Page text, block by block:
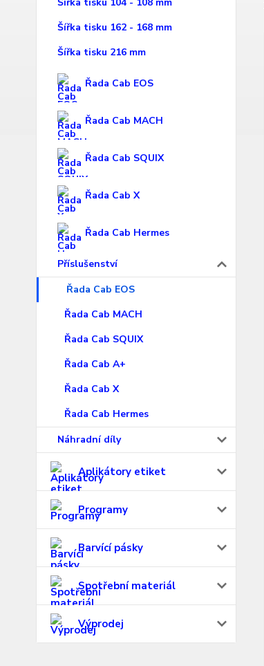
Šířka tisku 162 - 168 mm
Šířka tisku 216 mm
Řada Cab EOS
Řada Cab MACH
Řada Cab SQUIX
Řada Cab X
Řada Cab Hermes
Příslušenství
Řada Cab EOS
Řada Cab MACH
Řada Cab SQUIX
Řada Cab A+
Řada Cab X
Řada Cab Hermes
Náhradní díly
Aplikátory etiket
Programy
Barvící pásky
Spotřební materiál
Výprodej